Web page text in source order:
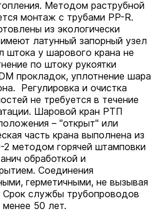
Методом раструбной
монтаж с трубами PP-R.
из экологически
латунный запорный узел
штока у шарового крана не
по штоку рукоятки
прокладок, уплотнение шара
Регулировка и очистка
не требуется в течение
Шаровой кран РТП
– "открыт" или
часть крана выполнена из
методом горячей штамповки
обработкой и
Соединения
герметичными, не вызывая
Срок службы трубопроводов
менее 50 лет.